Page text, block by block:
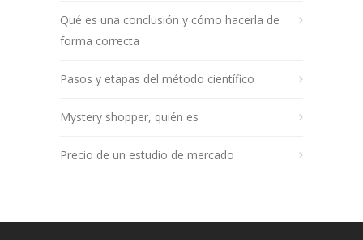
Qué es una conclusión y cómo hacerla de
forma correcta
Pasos y etapas del método científico
Mystery shopper, quién es
Precio de un estudio de mercado